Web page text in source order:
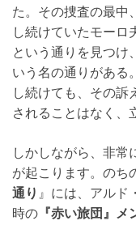
た。その捜査の最中
し続けていたモーロ
という通りを見つけ
いう名の通りがある
し続けても、その訴
されることはなく、
しかしながら、非常
が起こります。のち
通り 』には、アルド
時の 『赤い旅団』メ